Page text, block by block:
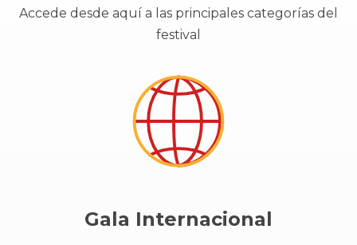
Accede desde aquí a las principales categorías del
festival
Gala Internacional